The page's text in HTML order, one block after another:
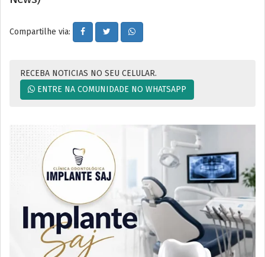
Compartilhe via:
RECEBA NOTICIAS NO SEU CELULAR.
ENTRE NA COMUNIDADE NO WHATSAPP